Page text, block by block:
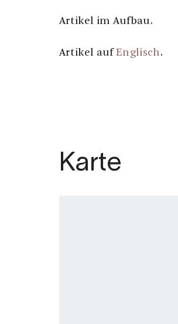
Artikel im Aufbau.
Artikel auf Englisch.
Karte